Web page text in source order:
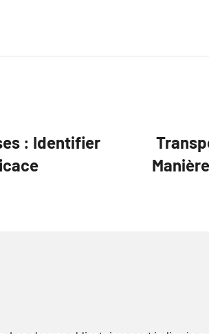
: Identifier